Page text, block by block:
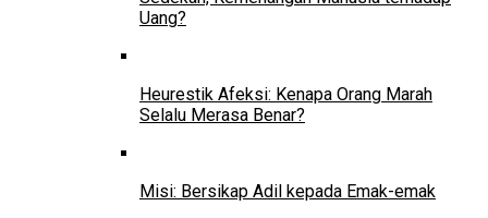
Uang?
Heurestik Afeksi: Kenapa Orang Marah
Selalu Merasa Benar?
Misi: Bersikap Adil kepada Emak-emak